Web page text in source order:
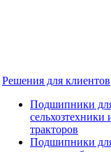
Решения для клиентов
Подшипники
сельхозтехники
тракторов
Подшипники